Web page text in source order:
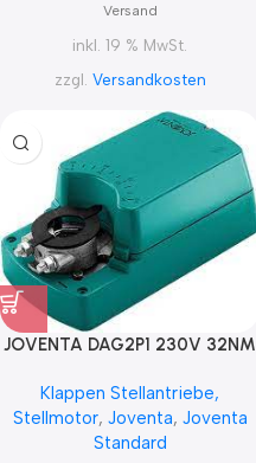
Versand
inkl. 19 % MwSt.
zzgl. Versandkosten
JOVENTA DAG2P1 230V 32NM
RÜCKFÜHRPOTENTIOMETER 1K
Ohm
Klappen Stellantriebe,
Stellmotor, Joventa, Joventa
Standard